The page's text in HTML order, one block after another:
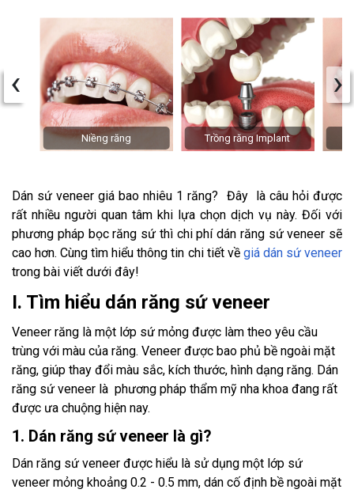
Niềng răng Trồng răng Implant
‹ ›
Dán sứ veneer giá bao nhiêu 1 răng? Đây là câu hỏi được
rất nhiều người quan tâm khi lựa chọn dịch vụ này. Đối với
phương pháp bọc răng sứ thì chi phí dán răng sứ veneer sẽ
cao hơn. Cùng tìm hiểu thông tin chi tiết về giá dán sứ veneer
trong bài viết dưới đây!
I. Tìm hiểu dán răng sứ veneer
Veneer răng là một lớp sứ mỏng được làm theo yêu cầu
trùng với màu của răng. Veneer được bao phủ bề ngoài mặt
răng, giúp thay đổi màu sắc, kích thước, hình dạng răng. Dán
răng sứ veneer là phương pháp thẩm mỹ nha khoa đang rất
được ưa chuộng hiện nay.
1. Dán răng sứ veneer là gì?
Dán răng sứ veneer được hiểu là sử dụng một lớp sứ
veneer mỏng khoảng 0.2 - 0.5 mm, dán cố định bề ngoài mặt